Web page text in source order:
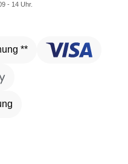
- 14 Uhr.
**